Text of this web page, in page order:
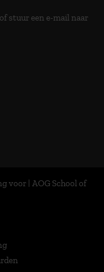
of stuur een e-mail naar
voor | AOG School of